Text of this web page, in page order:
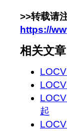
>>转载请
https://
相关文章
起